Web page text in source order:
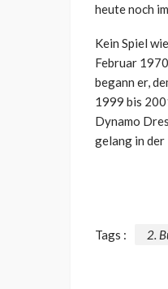
heute noch
Kein Spiel
Februar
begann er,
1999 bis
Dynamo
gelang in
Tags : 2.